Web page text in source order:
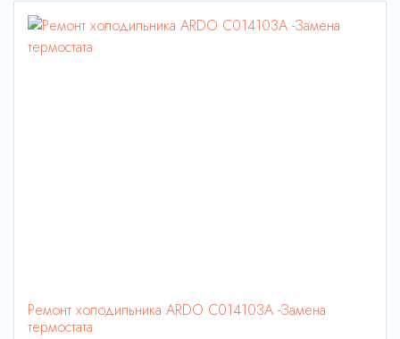
Ремонт холодильника ARDO C014103A -Замена
термостата